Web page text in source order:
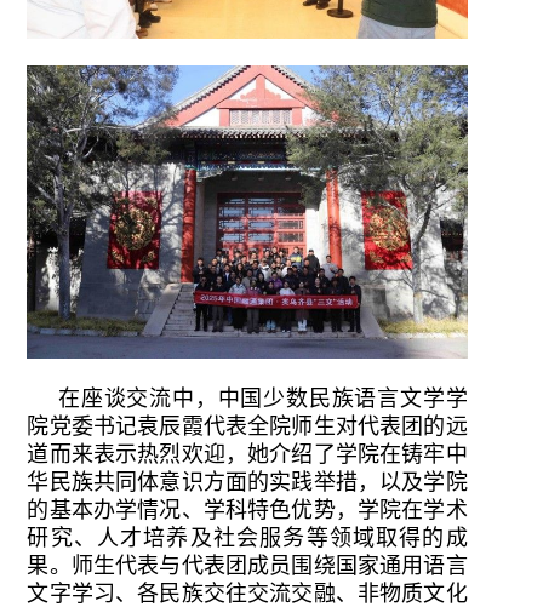
在座谈交流中，中国少数民族语言文学学
院党委书记袁辰霞代表全院师生对代表团的远
道而来表示热烈欢迎，她介绍了学院在铸牢中
华民族共同体意识方面的实践举措，以及学院
的基本办学情况、学科特色优势，学院在学术
研究、人才培养及社会服务等领域取得的成
果。师生代表与代表团成员围绕国家通用语言
文字学习、各民族交往交流交融、非物质文化